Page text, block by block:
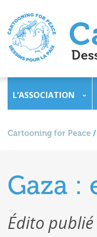
L’ASSOCIATION
Cartooning for Peace /
Gaza :
Édito